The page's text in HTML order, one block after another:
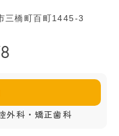
三橋町百町1445-3
外科・矯正歯科